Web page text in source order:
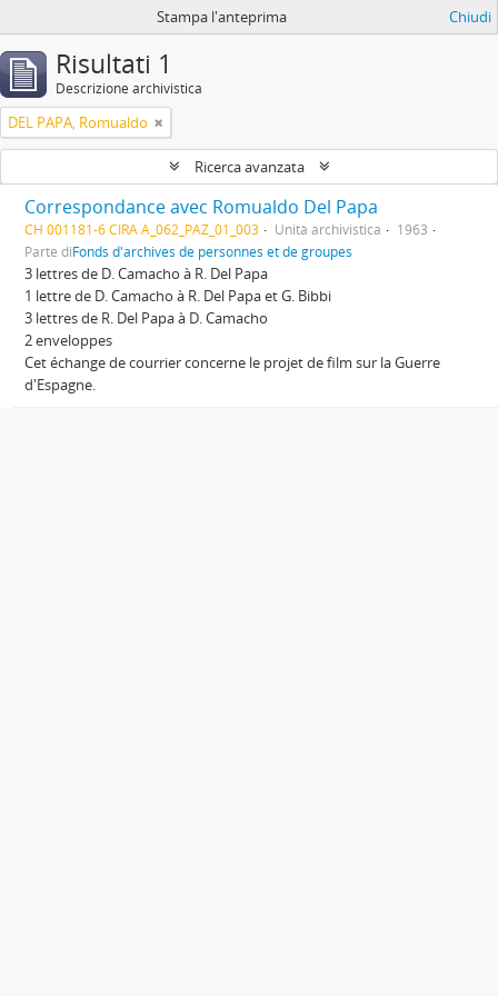
Stampa l'anteprima Chiudi
Risultati 1
Descrizione archivistica
DEL PAPA, Romualdo
Ricerca avanzata
Correspondance avec Romualdo Del Papa
CH 001181-6 CIRA A_062_PAZ_01_003 Unità archivistica
1963
Parte diFonds d'archives de personnes et de groupes
3 lettres de D. Camacho à R. Del Papa
1 lettre de D. Camacho à R. Del Papa et G. Bibbi
3 lettres de R. Del Papa à D. Camacho
2 enveloppes
Cet échange de courrier concerne le projet de film sur la Guerre
d'Espagne.